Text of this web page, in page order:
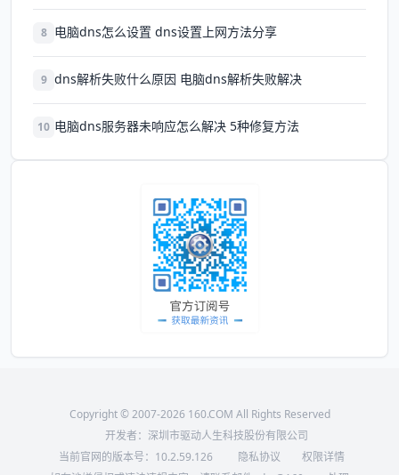
8 电脑dns怎么设置 dns设置上网方法分享
9 dns解析失败什么原因 电脑dns解析失败解决
10 电脑dns服务器未响应怎么解决 5种修复方法
Copyright © 2007-2026 160.COM All Rights Reserved
开发者：深圳市驱动人生科技股份有限公司
当前官网的版本号： 10.2.59.126 隐私协议
权限详情